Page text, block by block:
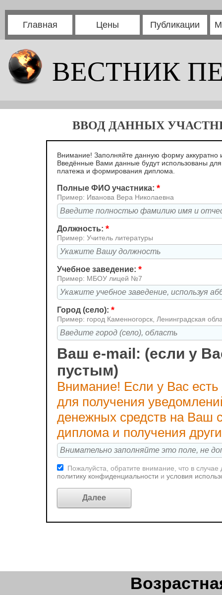
Главная Цены Публикации
ВЕСТНИК
ВВОД ДАННЫХ
Внимание! Заполняйте данную форму аккуратно
Введённые Вами данные будут использованы
платежа и формирования диплома.
Полные ФИО участника: *
Пример: Иванова Вера Николаевна
Должность: *
Пример: Учитель литературы
Учебное заведение: *
Пример: МБОУ лицей №7
Город (село): *
Пример: город Каменногорск, Ленинградская
Ваш e-mail: (если у
пустым)
Внимание! Если у Вас
для получения
денежных средств на Ваш
диплома и получения
Пожалуйста, обратите внимание, что в
политику конфиденциальности и условия